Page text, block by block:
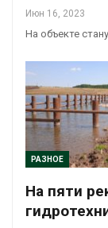
Июн 16, 2023
На объекте
РАЗНОЕ
На пяти